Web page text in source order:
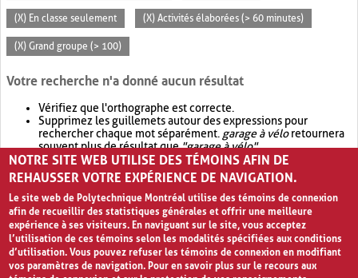
(X) En classe seulement (X) Activités élaborées (> 60 minutes)
(X) Grand groupe (> 100)
Votre recherche n'a donné aucun résultat
Vérifiez que l'orthographe est correcte.
Supprimez les guillemets autour des expressions pour
rechercher chaque mot séparément. garage à véloretournera
souvent plus de résultat que"garage à vélo".
Envisagez d'élargir votre recherche avec OR.garage OR vélo
retournera souvent plus de résultat quegarage à vélo
NOTRE SITE WEB UTILISE DES TÉMOINS AFIN DE
REHAUSSER VOTRE EXPÉRIENCE DE NAVIGATION.
Le site web de Polytechnique Montréal utilise des témoins de connexion
afin de recueillir des statistiques générales et offrir une meilleure
expérience à ses visiteurs. En naviguant sur le site, vous acceptez
l’utilisation de ces témoins selon les modalités spécifiées aux conditions
d’utilisation. Vous pouvez refuser les témoins de connexion en modifiant
vos paramètres de navigation. Pour en savoir plus sur le recours aux